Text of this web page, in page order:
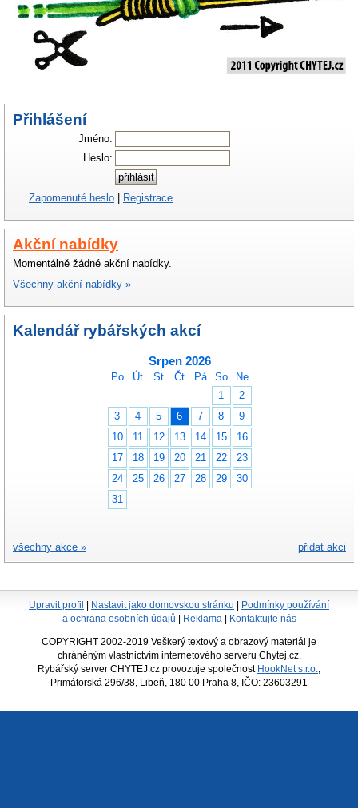
Přihlášení
Jméno:
Heslo:
Zapomenuté heslo Registrace
Akční nabídky
Momentálně žádné akční nabídky.
Všechny akční nabídky »
Kalendář rybářských akcí
Srpen 2026
Po Út St Čt Pá So
Ne
1
2
3
4 5 6 7 8
9
10
11 12 13 14 15
16
17
18 19 20 21 22
23
24
25 26 27 28 29
30
31
přidat akci
všechny akce »
Upravit profil Nastavit jako domovskou stránku
Podmínky používání
a ochrana osobních údajů
Reklama Kontaktujte nás
COPYRIGHT 2002-2019 Veškerý textový a obrazový materiál je
chráněným vlastnictvím internetového serveru Chytej.cz.
Rybářský server CHYTEJ.cz provozuje společnost HookNet s.r.o.
Primátorská 296/38, Libeň, 180 00 Praha 8, IČO: 23603291